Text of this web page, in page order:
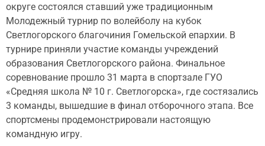
округе состоялся ставший уже традиционным
Молодежный турнир по волейболу на кубок
Светлогорского благочиния Гомельской епархии. В
турнире приняли участие команды учреждений
образования Светлогорского района. Финальное
соревнование прошло 31 марта в спортзале ГУО
«Средняя школа № 10 г. Светлогорска», где состязались
3 команды, вышедшие в финал отборочного этапа. Все
спортсмены продемонстрировали настоящую
командную игру.